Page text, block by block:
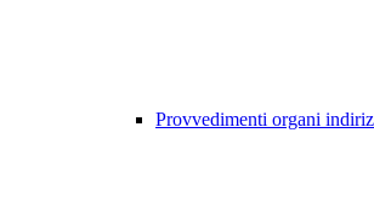
Provvedimenti organi